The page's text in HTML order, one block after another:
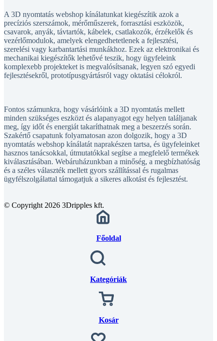
A 3D nyomtatás webshop kínálatunkat kiegészítik azok a
precíziós szerszámok, mérőműszerek, forrasztási eszközök,
csavarok, anyák, távtartók, kábelek, csatlakozók, érzékelők és
vezérlőmodulok, amelyek elengedhetetlenek a fejlesztési,
szerelési vagy karbantartási munkákhoz. Ezek az elektronikai és
mechanikai kiegészítők lehetővé teszik, hogy ügyfeleink
komplexebb projekteket is megvalósítsanak, legyen szó egyedi
fejlesztésekről, prototípusgyártásról vagy oktatási célokról.
Fontos számunkra, hogy vásárlóink a 3D nyomtatás mellett
minden szükséges eszközt és alapanyagot egy helyen találjanak
meg, így időt és energiát takaríthatnak meg a beszerzés során.
Szakértő csapatunk folyamatosan azon dolgozik, hogy a 3D
nyomtatás webshop kínálatát naprakészen tartsa, és ügyfeleinket
hasznos tanácsokkal, útmutatókkal segítse a megfelelő termékek
kiválasztásában. Webáruházunkban a minőség, a megbízhatóság
és a széles választék mellett gyors szállítással és rugalmas
ügyfélszolgálattal támogatjuk a sikeres alkotást és fejlesztést.
© Copyright 2026 3Dripples kft.
Főoldal
Kategóriák
Kosár